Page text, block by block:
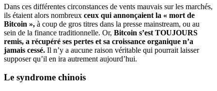
Dans ces différentes circonstances de vents mauvais sur les marchés,
ils étaient alors nombreux ceux qui annonçaient la « mort de
Bitcoin », à coup de gros titres dans la presse mainstream, ou au
sein de la finance traditionnelle. Or, Bitcoin s’est TOUJOURS
remis, a récupéré ses pertes et sa croissance organique n’a
jamais cessé. Il n’y a aucune raison véritable qui pourrait laisser
supposer qu’il en ira autrement aujourd’hui.
Le syndrome chinois